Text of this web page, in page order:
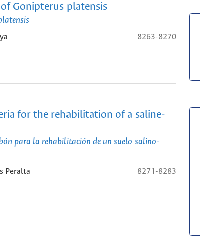
Gonipterus platensis
8263-8270
for the rehabilitation of a saline-
para la rehabilitación de un suelo salino-
Peralta 8271-8283